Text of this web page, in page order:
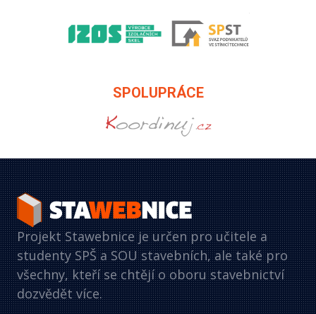
SPOLUPRÁCE
Projekt Stawebnice je určen pro učitele a
studenty SPŠ a SOU stavebních, ale také pro
všechny, kteří se chtějí o oboru stavebnictví
dozvědět více.